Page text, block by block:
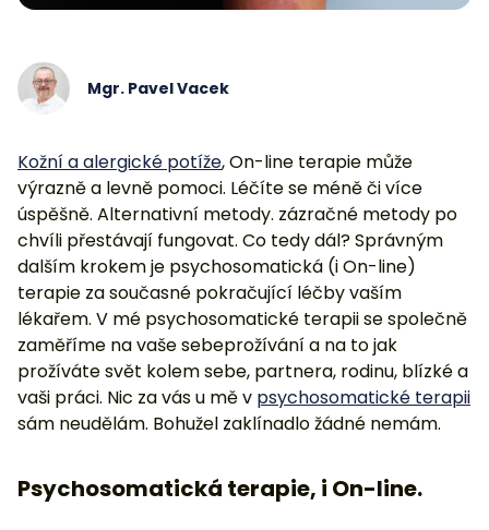
Mgr. Pavel Vacek
Kožní a alergické potíže, On-line terapie může
výrazně a levně pomoci. Léčíte se méně či více
úspěšně. Alternativní metody. zázračné metody po
chvíli přestávají fungovat. Co tedy dál? Správným
dalším krokem je psychosomatická (i On-line)
terapie za současné pokračující léčby vaším
lékařem. V mé psychosomatické terapii se společně
zaměříme na vaše sebeprožívání a na to jak
prožíváte svět kolem sebe, partnera, rodinu, blízké a
vaši práci. Nic za vás u mě v psychosomatické terapii
sám neudělám. Bohužel zaklínadlo žádné nemám.
Psychosomatická terapie, i On-line.